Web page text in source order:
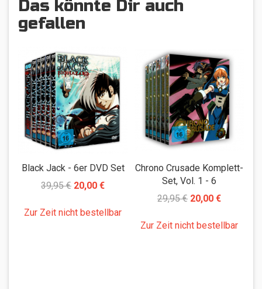
Das könnte Dir auch
gefallen
Black Jack - 6er DVD Set
39,95 € 20,00 €
Zur Zeit nicht bestellbar
Chrono Crusade Komplett-
Set, Vol. 1 - 6
29,95 € 20,00 €
Zur Zeit nicht bestellbar